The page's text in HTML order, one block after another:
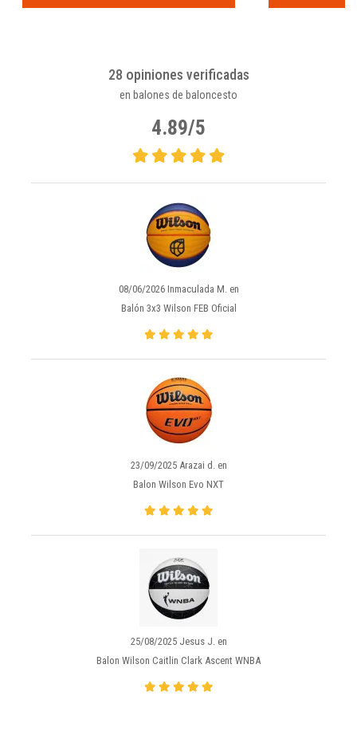
28 opiniones verificadas
en balones de baloncesto
4.89/5
08/06/2026 Inmaculada M. en
Balón 3x3 Wilson FEB Oficial
23/09/2025 Arazai d. en
Balon Wilson Evo NXT
25/08/2025 Jesus J. en
Balon Wilson Caitlin Clark Ascent WNBA